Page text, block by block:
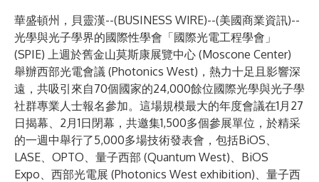
華盛頓州，貝靈漢--(BUSINESS WIRE)--(美國商業資訊)--
光學與光子學界的國際性學會 「國際光電工程學會」
(SPIE) 上週於舊金山莫斯康展覽中心 (Moscone Center)
舉辦西部光電會議 (Photonics West) ，熱力十足且影響深
遠，共吸引來自70個國家的24,000餘位國際光學與光子學
社群專業人士報名參加。這場規模最大的年度會議在1月27
日揭幕、2月1日閉幕，共邀集1,500多個參展單位，於精采
的一週中舉行了5,000多場技術發表會，包括BiOS、
LASE、OPTO、量子西部 (Quantum West)、BiOS
Expo、西部光電展 (Photonics West exhibition)、量子西